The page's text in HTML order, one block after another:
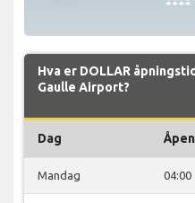
Hva er DOLLAR
Gaulle Airport?
Dag
Mandag 04:00